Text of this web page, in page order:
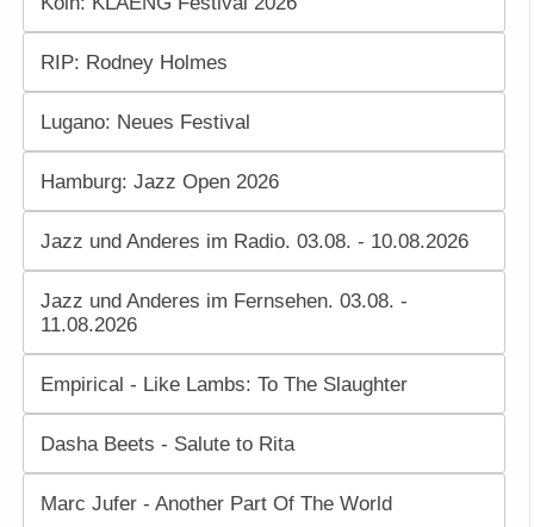
RIP: Rodney Holmes
Lugano: Neues Festival
Hamburg: Jazz Open 2026
Jazz und Anderes im Radio. 03.08. - 10.08.2026
Jazz und Anderes im Fernsehen. 03.08. -
11.08.2026
Empirical - Like Lambs: To The Slaughter
Dasha Beets - Salute to Rita
Marc Jufer - Another Part Of The World